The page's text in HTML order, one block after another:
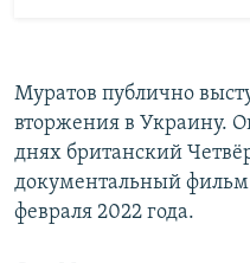
Муратов публично
вторжения в Украину.
днях британский
документальный фильм
февраля 2022 года.